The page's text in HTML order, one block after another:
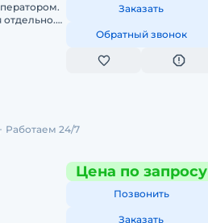
отдельно.
Заказать
Обратный звонок
Работаем 24/7
Цена по запросу
Позвонить
Заказать